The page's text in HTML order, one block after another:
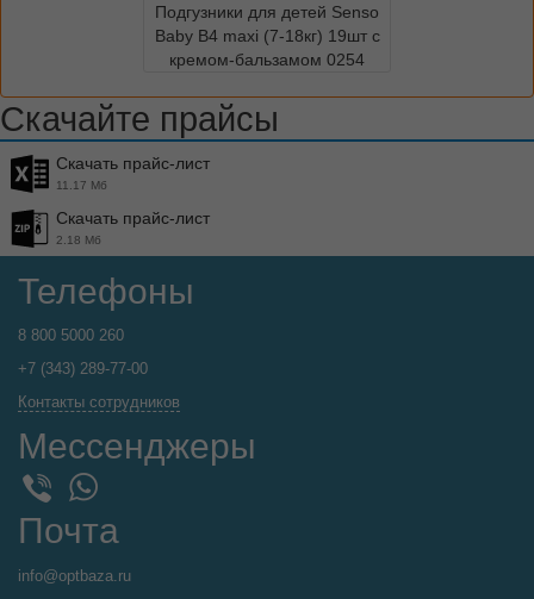
Подгузники для детей Senso
Baby B4 maxi (7-18кг) 19шт с
кремом-бальзамом 0254
Скачайте прайсы
Скачать прайс-лист
11.17 Мб
Скачать прайс-лист
2.18 Мб
Телефоны
8 800 5000 260
+7 (343) 289-77-00
Контакты сотрудников
Мессенджеры
WhatsApp
Почта
info@optbaza.ru